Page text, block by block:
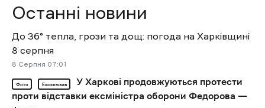
Останні новини
До 36° тепла, грози та дощ: погода на Харківщині
8 серпня
8 Cерпня 07:01
Фото Ексклюзив
У Харкові продовжуються протести
проти відставки ексміністра оборони Федорова —